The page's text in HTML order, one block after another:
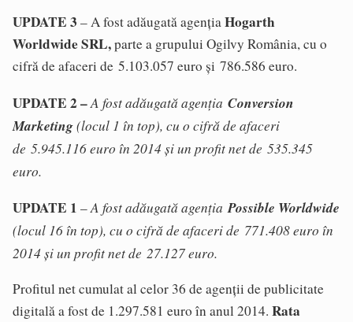
UPDATE 3 – A fost adăugată agențiaHogarth
Worldwide SRL,parte a grupului Ogilvy România, cu o
cifră de afaceri de 5.103.057 euro și 786.586 euro.
UPDATE 2 –A fost adăugată agenția Conversion
Marketing(locul 1 în top), cu o cifră de afaceri
de 5.945.116 euro în 2014 și un profit net de 535.345
euro.
UPDATE 1 –A fost adăugată agențiaPossible Worldwide
(locul 16 în top), cu o cifră de afaceri de 771.408 euro în
2014 și un profit net de 27.127 euro.
Profitul net cumulat al celor 36 de agenții de publicitate
digitală a fost de 1.297.581 euro în anul 2014. Rata